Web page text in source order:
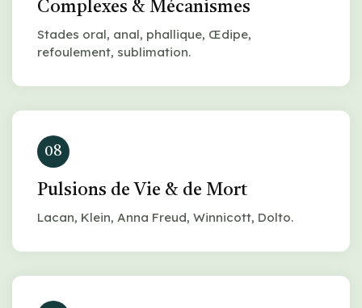
Complexes & Mécanismes
Stades oral, anal, phallique, Œdipe,
refoulement, sublimation.
08
Pulsions de Vie & de Mort
Lacan, Klein, Anna Freud, Winnicott, Dolto.